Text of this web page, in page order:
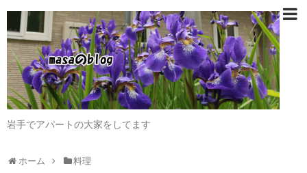
岩手でアパートの大家をしてます
ホーム 料理